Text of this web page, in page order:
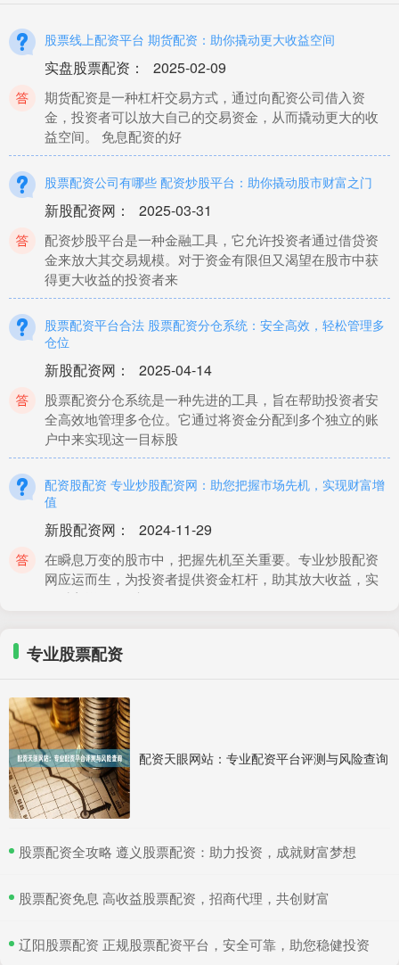
股票线上配资平台 期货配资：助你撬动更大收益空间
实盘股票配资 ： 2025-02-09
期货配资是一种杠杆交易方式，通过向配资公司借入资
金，投资者可以放大自己的交易资金，从而撬动更大的收
益空间。 免息配资的好
股票配资公司有哪些 配资炒股平台：助你撬动股市财富之门
新股配资网 ： 2025-03-31
配资炒股平台是一种金融工具，它允许投资者通过借贷资
金来放大其交易规模。对于资金有限但又渴望在股市中获
得更大收益的投资者来
股票配资平台合法 股票配资分仓系统：安全高效，轻松管理多
仓位
新股配资网 ： 2025-04-14
股票配资分仓系统是一种先进的工具，旨在帮助投资者安
全高效地管理多仓位。它通过将资金分配到多个独立的账
户中来实现这一目标股
配资股配资 专业炒股配资网：助您把握市场先机，实现财富增
值
新股配资网 ： 2024-11-29
在瞬息万变的股市中，把握先机至关重要。专业炒股配资
网应运而生，为投资者提供资金杠杆，助其放大收益，实
现财富增值。 对于短
专业股票配资 股票配资条件：满足这些要求即可申请
股票配资是指投资者利用配资平台提供的资金杠杆，放大
自己的资金规模进行股票交易的一种方式。为了确保配资
的安全性，配资平台通
配资炒股真专业，合规平台如何选
实盘股票配资
在股市行情波动加剧的背景下，不少投资者希望通过配资
放大收益。然而，面对市场上形形色色的配资平台，如何
实盘股票配资： 2025-05-26
专业股票配资
配资天眼网站：专业配资平台评测与风险查询
​股票配资全攻略 遵义股票配资：助力投资，成就财富梦想
​股票配资免息 高收益股票配资，招商代理，共创财富
​辽阳股票配资 正规股票配资平台，安全可靠，助您稳健投资